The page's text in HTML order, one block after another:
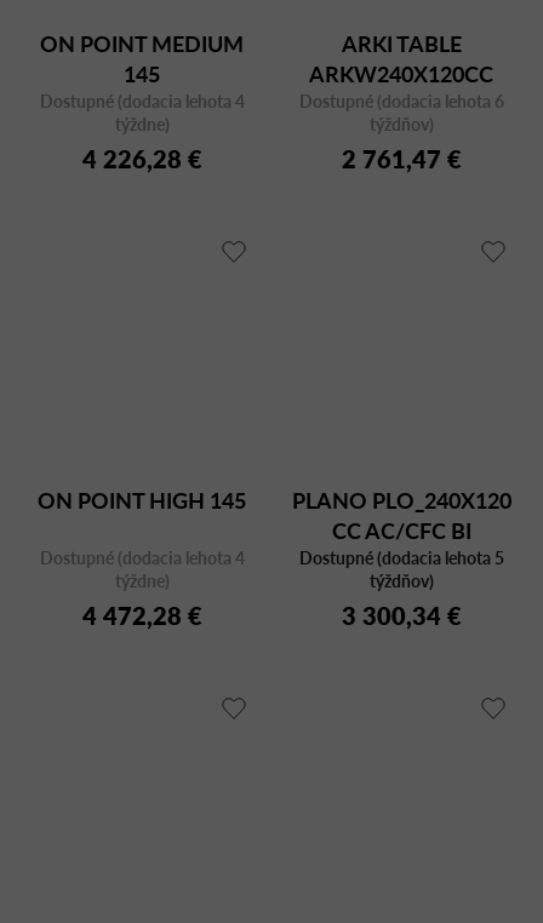
ON POINT MEDIUM
145
Dostupné (dodacia lehota 4
týždne)
4 226,28 €
ARKI TABLE
ARKW240X120CC
Dostupné (dodacia lehota 6
týždňov)
2 761,47 €
ON POINT HIGH 145
Dostupné (dodacia lehota 4
týždne)
4 472,28 €
PLANO PLO_240X120
CC AC/CFC BI
Dostupné (dodacia lehota 5
týždňov)
3 300,34 €